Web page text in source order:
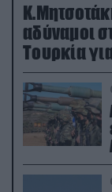
αδύναμοι
Τουρκία
(βίντεο)